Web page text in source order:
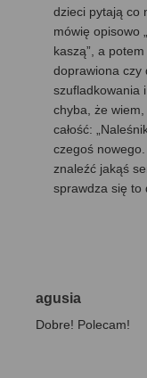
dzieci pytają co
mówię opisowo
kaszą”, a
doprawiona czy
szufladkowania
chyba, że
całość:
czegoś
znaleźć jakąś
sprawdza się to
agusia
Dobre! Polecam!